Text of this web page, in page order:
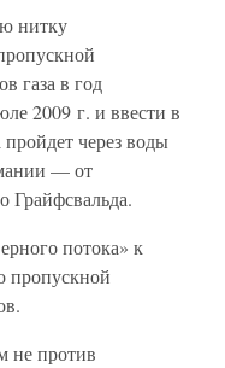
нитку
газа в год
2009 г. и ввести в
через воды
— от
Грайфсвальда.
потока» к
пропускной
не против